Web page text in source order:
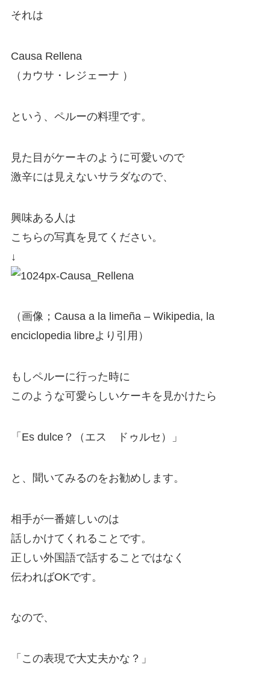
それは
Causa Rellena
（カウサ・レジェーナ ）
という、ペルーの料理です。
見た目がケーキのように可愛いので
激辛には見えないサラダなので、
興味ある人は
こちらの写真を見てください。
↓
（画像；Causa a la limeña – Wikipedia, la
enciclopedia libreより引用）
もしペルーに行った時に
このような可愛らしいケーキを見かけたら
「Es dulce？（エス ドゥルセ）」
と、聞いてみるのをお勧めします。
相手が一番嬉しいのは
話しかけてくれることです。
正しい外国語で話することではなく
伝わればOKです。
なので、
「この表現で大丈夫かな？」